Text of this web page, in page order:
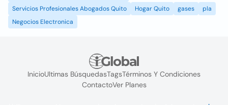
Servicios Profesionales Abogados Quito
Hogar Quito gases
pla
Negocios Electronica
InicioUltimas BúsquedasTagsTérminos Y Condiciones
ContactoVer Planes